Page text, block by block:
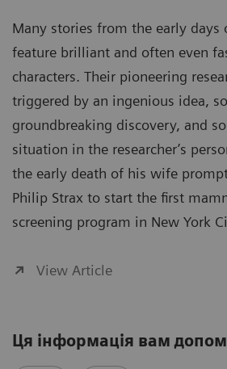
Many stories from the early days
feature brilliant and often even
characters. Their pioneering
triggered by an ingenious idea,
groundbreaking discovery, and
situation in the researcher’s
the early death of his wife
Philip Strax to start the first
screening program in New York
View Article
Ця інформація вам